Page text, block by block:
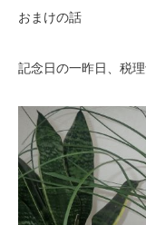
おまけの話
記念日の一昨日、税